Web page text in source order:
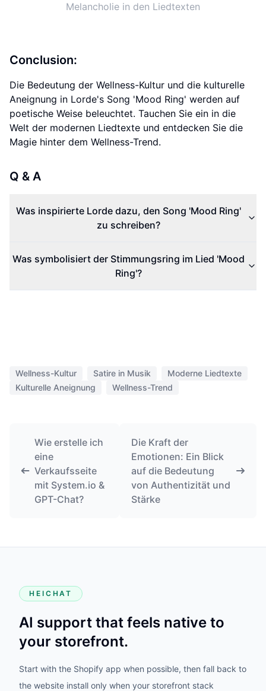
Melancholie in den Liedtexten
Conclusion:
Die Bedeutung der Wellness-Kultur und die kulturelle
Aneignung in Lorde's Song 'Mood Ring' werden auf
poetische Weise beleuchtet. Tauchen Sie ein in die
Welt der modernen Liedtexte und entdecken Sie die
Magie hinter dem Wellness-Trend.
Q & A
Was inspirierte Lorde dazu, den Song 'Mood Ring'
zu schreiben?
Was symbolisiert der Stimmungsring im Lied 'Mood
Ring'?
Wellness-Kultur Satire in Musik
Moderne Liedtexte
Kulturelle Aneignung
Wellness-Trend
Wie erstelle ich
eine
Verkaufsseite
mit System.io &
GPT-Chat?
Die Kraft der
Emotionen: Ein Blick
auf die Bedeutung
von Authentizität und
Stärke
HEICHAT
AI support that feels native to
your storefront.
Start with the Shopify app when possible, then fall back to
the website install only when your storefront stack